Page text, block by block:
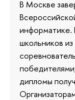
В Москве
информатике.
школьников
дипломы